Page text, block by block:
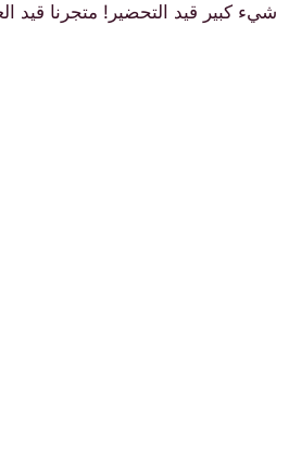
شيء كبير قيد التحضير! متجرنا قيد